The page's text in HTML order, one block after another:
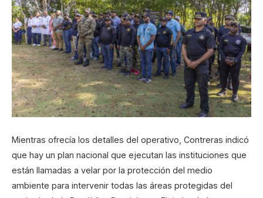
Mientras ofrecía los detalles del operativo, Contreras indicó
que hay un plan nacional que ejecutan las instituciones que
están llamadas a velar por la protección del medio
ambiente para intervenir todas las áreas protegidas del